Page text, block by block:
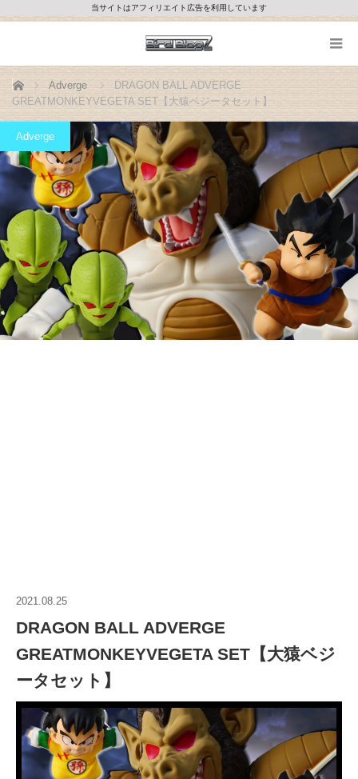
当サイトはアフィリエイト広告を利用しています
ホーム Adverge
DRAGON BALL ADVERGE
GREATMONKEYVEGETA SET【大猿ベジータセット】
Adverge
2021.08.25
DRAGON BALL ADVERGE
GREATMONKEYVEGETA SET【大猿ベジ
ータセット】